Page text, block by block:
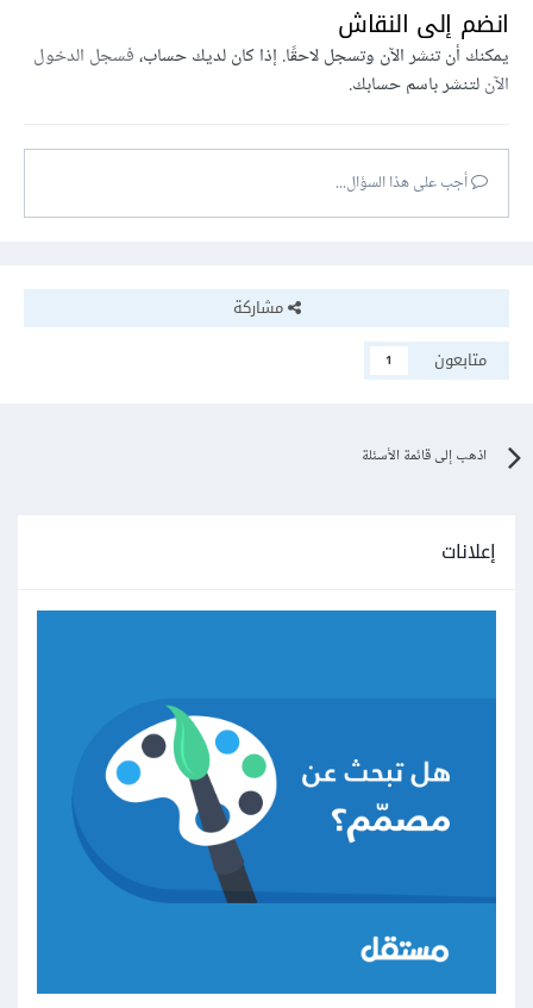
انضم إلى النقاش
يمكنك أن تنشر الآن وتسجل لاحقًا. إذا كان لديك حساب،فسجل الدخول
الآنلتنشر باسم حسابك.
أجب على هذا السؤال...
مشاركة
متابعون
1
اذهب إلى قائمة الأسئلة
إعلانات